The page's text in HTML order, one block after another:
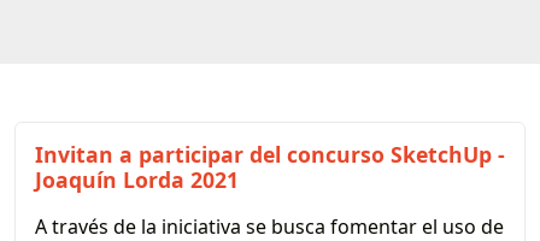
Invitan a participar del concurso SketchUp -
Joaquín Lorda 2021
A través de la iniciativa se busca fomentar el uso de